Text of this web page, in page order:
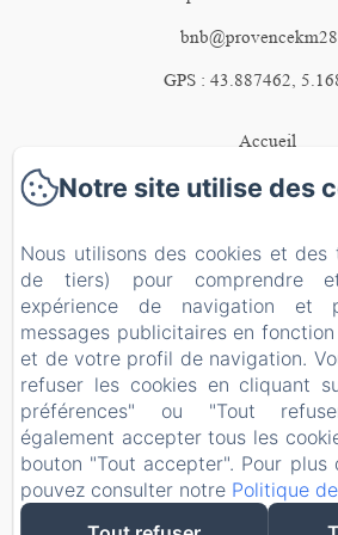
GPS : 43.887462,
Accueil
La Maison
Activités
Carte cadeau
Contact
Mentions légales
EN
FR NL
Notre site utilise des
Nous utilisons des cookies et
de tiers) pour comprendre
expérience de navigation et
messages publicitaires en
et de votre profil de navigation.
refuser les cookies en cliquant
préférences" ou "Tout
également accepter tous les
bouton "Tout accepter". Pour plus
pouvez consulter notre Politique